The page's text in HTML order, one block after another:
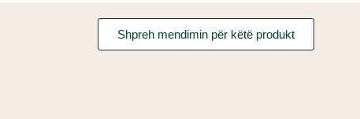
Shpreh mendimin për këtë produkt